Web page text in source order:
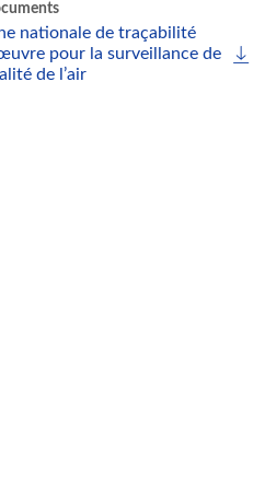
nationale de traçabilité
pour la surveillance de
de l’air